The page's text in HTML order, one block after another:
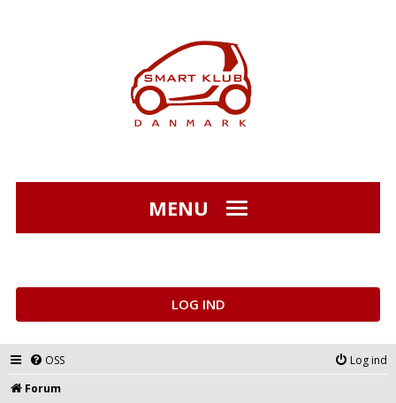
MENU
LOG IND
OSS
Log ind
Forum